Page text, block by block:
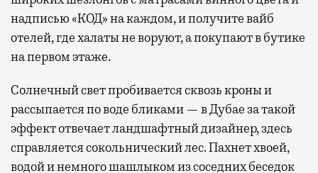
надписью «КОД» на каждом, и получите вайб
отелей, где халаты не воруют, а покупают в бутике
на первом этаже.
Солнечный свет пробивается сквозь кроны и
рассыпается по воде бликами — в Дубае за такой
эффект отвечает ландшафтный дизайнер, здесь
справляется сокольнический лес. Пахнет хвоей,
водой и немного шашлыком из соседних беседок